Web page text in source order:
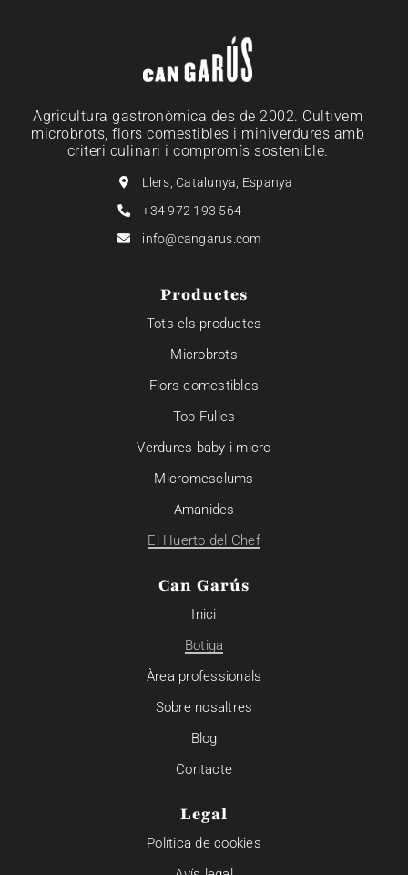
Agricultura gastronòmica des de 2002. Cultivem
microbrots, flors comestibles i miniverdures amb
criteri culinari i compromís sostenible.
Llers, Catalunya, Espanya
+34 972 193 564
info@cangarus.com
Productes
Tots els productes
Microbrots
Flors comestibles
Top Fulles
Verdures baby i micro
Micromesclums
Amanides
El Huerto del Chef
Can Garús
Inici
Botiga
Àrea professionals
Sobre nosaltres
Blog
Contacte
Legal
Política de cookies